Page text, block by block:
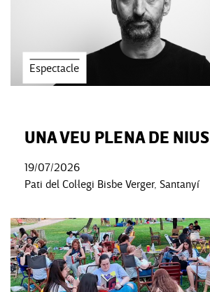
Espectacle
UNA VEU PLENA DE NIUS
19/07/2026
Pati del Col·legi Bisbe Verger, Santanyí